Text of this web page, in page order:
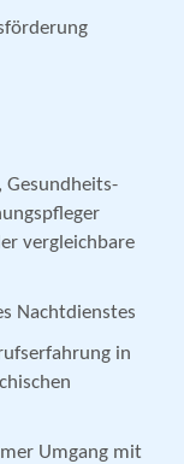
vergleichbare
Nachtdienstes
in
Umgang mit